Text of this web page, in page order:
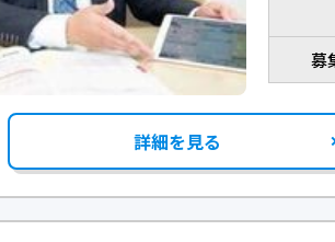
募
詳細を見る